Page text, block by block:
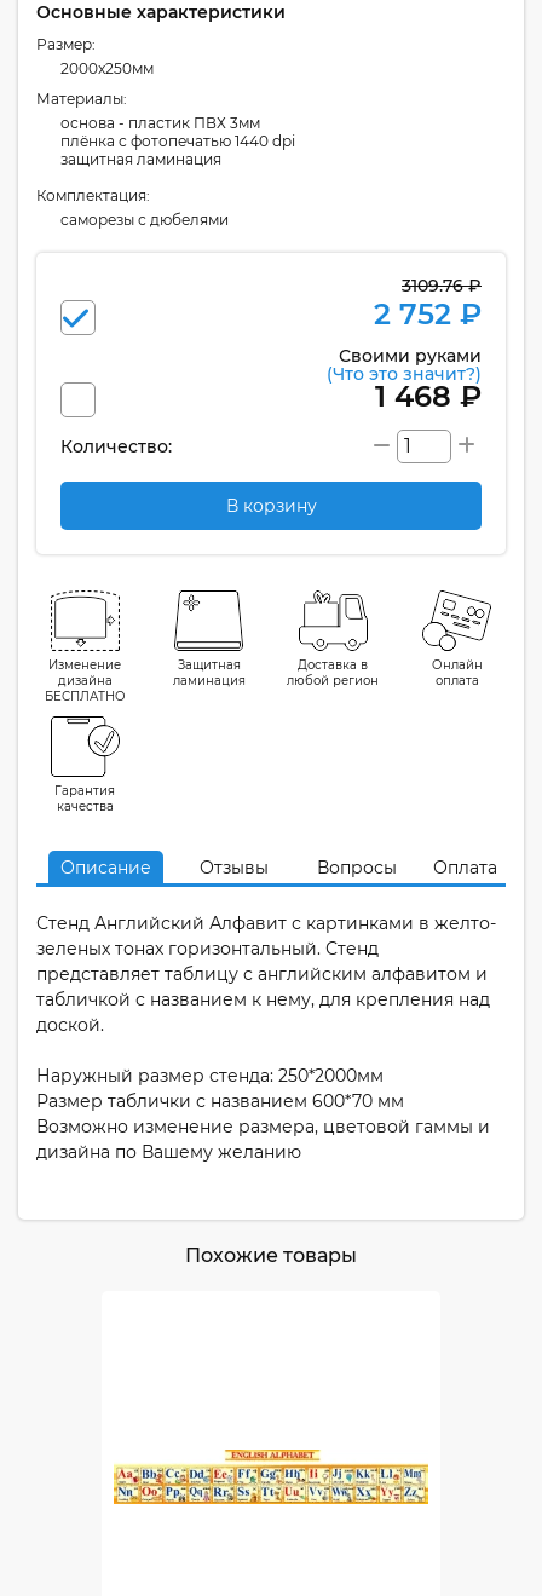
Основные характеристики
Размер:
2000x250мм
Материалы:
основа - пластик ПВХ 3мм
плёнка с фотопечатью 1440 dpi
защитная ламинация
Комплектация:
cаморезы с дюбелями
3109.76 ₽
2 752 ₽
Своими руками
(Что это значит?)
1 468 ₽
Количество:
В корзину
Изменение
дизайна
БЕСПЛАТНО
Защитная
ламинация
Доставка в
любой регион
Онлайн
оплата
Гарантия
качества
Описание Отзывы Вопросы Оплата
Стенд Английский Алфавит с картинками в желто-
зеленых тонах горизонтальный. Стенд
представляет таблицу с английским алфавитом и
табличкой с названием к нему, для крепления над
доской.
Наружный размер стенда: 250*2000мм
Размер таблички с названием 600*70 мм
Возможно изменение размера, цветовой гаммы и
дизайна по Вашему желанию
Похожие товары